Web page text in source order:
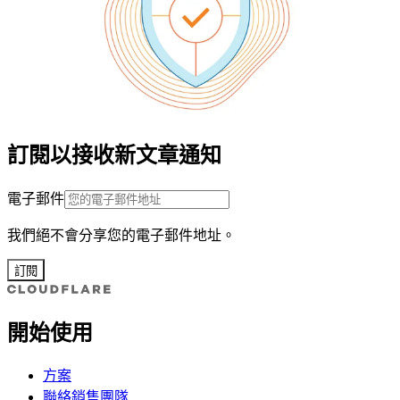
訂閱以接收新文章通知
電子郵件
我們絕不會分享您的電子郵件地址。
訂閱
開始使用
方案